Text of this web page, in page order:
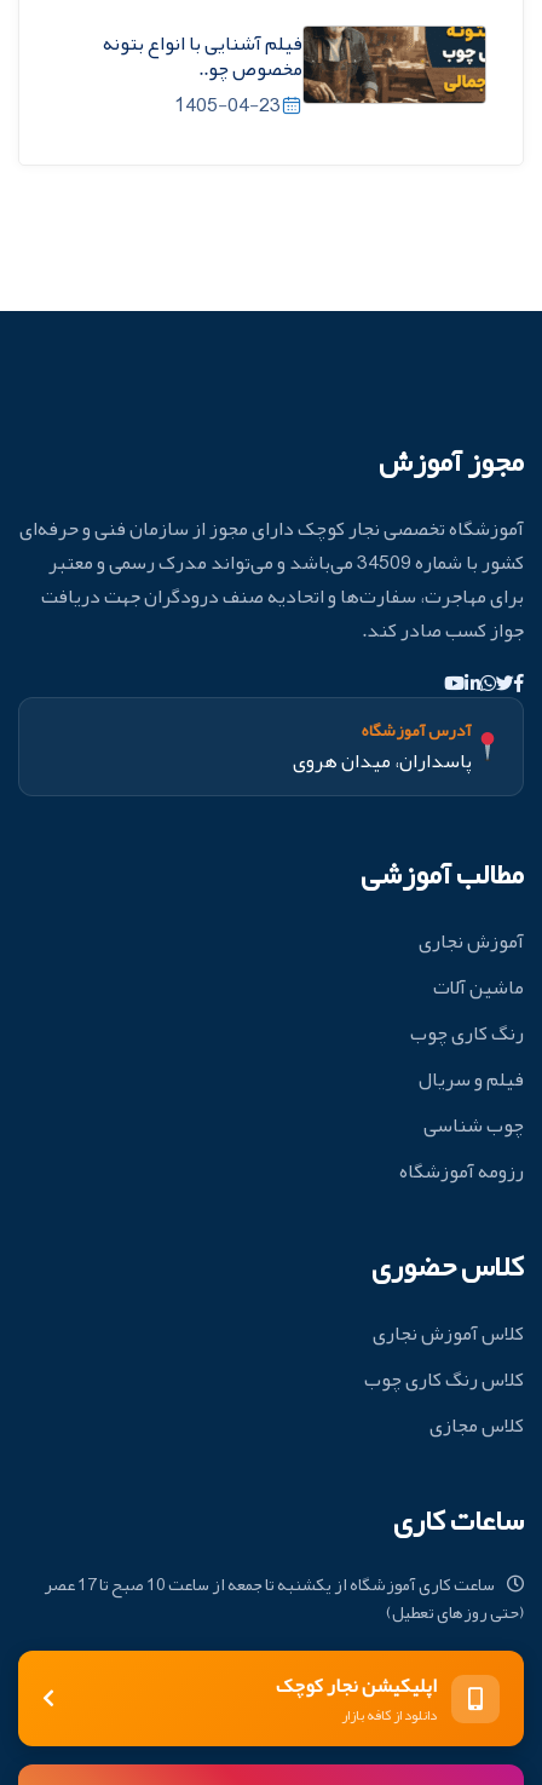
فیلم آشنایی با انواع بتونه
مخصوص چو..
1405-04-23
مجوز آموزش
آموزشگاه تخصصی نجار کوچک دارای مجوز از سازمان فنی و حرفه‌ای
کشور با شماره 34509 می‌باشد و می‌تواند مدرک رسمی و معتبر
برای مهاجرت، سفارت‌ها و اتحادیه صنف درودگران جهت دریافت
جواز کسب صادر کند.
آدرس آموزشگاه
پاسداران، میدان هروی
مطالب آموزشی
آموزش نجاری
ماشین آلات
رنگ کاری چوب
فیلم و سریال
چوب شناسی
رزومه آموزشگاه
کلاس حضوری
کلاس آموزش نجاری
کلاس رنگ کاری چوب
کلاس مجازی
ساعات کاری
ساعت کاری آموزشگاه از یکشنبه تا جمعه از ساعت 10 صبح تا 17 عصر
(حتی روزهای تعطیل)
اپلیکیشن نجار کوچک
دانلود از کافه بازار